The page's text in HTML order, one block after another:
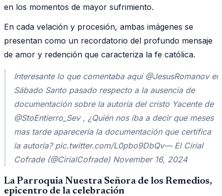
en los momentos de mayor sufrimiento.
En cada velación y procesión, ambas imágenes se
presentan como un recordatorio del profundo mensaje
de amor y redención que caracteriza la fe católica.
Interesante lo que comentaba aquí @JesusRomanov el
Sábado Santo pasado respecto a la ausencia de
documentación sobre la autoría del cristo Yacente de
@StoEntierro_Sev , ¿Quién nos iba a decir que meses
mas tarde aparecería la documentación que certifica
la autoría? pic.twitter.com/L0pbo9DbQv— El Cirial
Cofrade (@CirialCofrade) November 16, 2024
La Parroquia Nuestra Señora de los Remedios,
epicentro de la celebración